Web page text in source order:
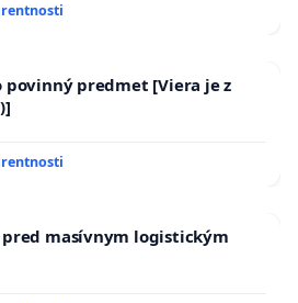
povinný predmet [Viera je z
masívnym logistickým